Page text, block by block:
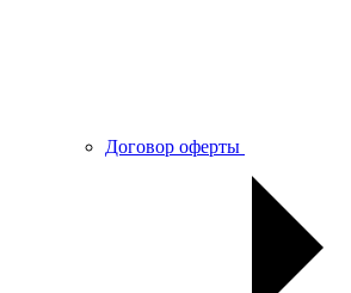
Договор оферты